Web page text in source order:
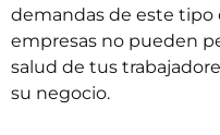
demandas de este tipo
empresas no pueden
salud de tus
su negocio.